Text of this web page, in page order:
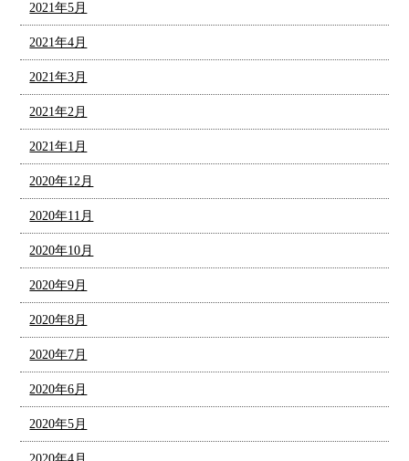
2021年5月
2021年4月
2021年3月
2021年2月
2021年1月
2020年12月
2020年11月
2020年10月
2020年9月
2020年8月
2020年7月
2020年6月
2020年5月